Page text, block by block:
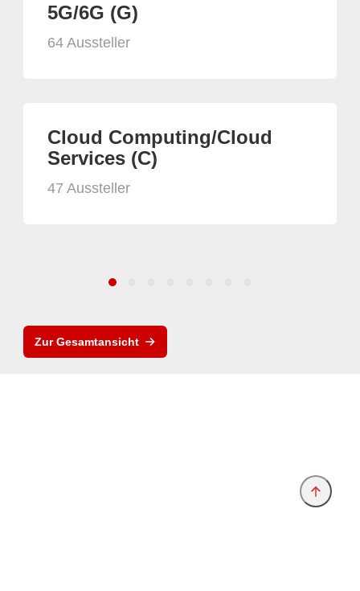
5G/6G (G)
64 Aussteller
Cloud Computing/Cloud
Services (C)
47 Aussteller
Zur Gesamtansicht